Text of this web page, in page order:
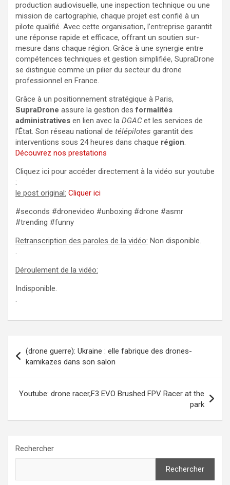
production audiovisuelle, une inspection technique ou une
mission de cartographie, chaque projet est confié à un
pilote qualifié. Avec cette organisation, l’entreprise garantit
une réponse rapide et efficace, offrant un soutien sur-
mesure dans chaque région. Grâce à une synergie entre
compétences techniques et gestion simplifiée, SupraDrone
se distingue comme un pilier du secteur du drone
professionnel en France.
Grâce à un positionnement stratégique à Paris,
SupraDrone assure la gestion desformalités
administratives en lien avec la DGACet les services de
l’État. Son réseau national de télépilotes garantit des
interventions sous 24 heures dans chaque région.
Découvrez nos prestations
Cliquez ici pour accéder directement à la vidéo sur youtube
:
le post original: Cliquer ici
#seconds #dronevideo #unboxing #drone #asmr
#trending #funny
Retranscription des paroles de la vidéo: Non disponible.
.
Déroulement de la vidéo:
Indisponible.
.
de
l’article
(drone guerre): Ukraine : elle fabrique des drones-
kamikazes dans son salon
Youtube: drone racer,F3 EVO Brushed FPV Racer at the
park
Rechercher
Rechercher